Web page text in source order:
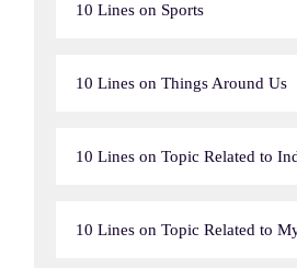
10 Lines on Sports
10 Lines on Things Around Us
10 Lines on Topic Related to
10 Lines on Topic Related to